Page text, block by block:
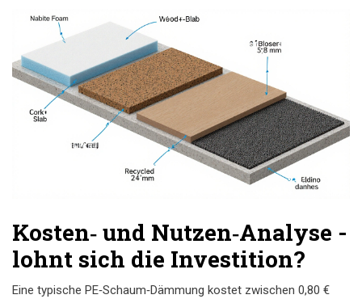
Kosten‑ und Nutzen‑Analyse -
lohnt sich die Investition?
Eine typische PE‑Schaum‑Dämmung kostet zwischen 0,80 €